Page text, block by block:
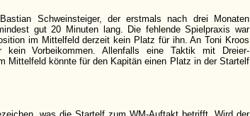
Schweinsteiger, der erstmals nach drei Monaten
gut 20 Minuten lang. Die fehlende Spielpraxis war
im Mittelfeld derzeit kein Platz für ihn. An Toni Kroos
Vorbeikommen. Allenfalls eine Taktik mit Dreier-
Mittelfeld könnte für den Kapitän einen Platz in der Startelf